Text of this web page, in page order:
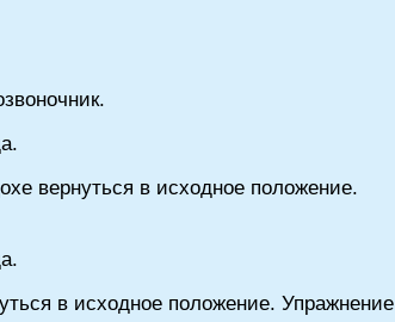
вернуться в исходное положение.
в исходное положение. Упражнение